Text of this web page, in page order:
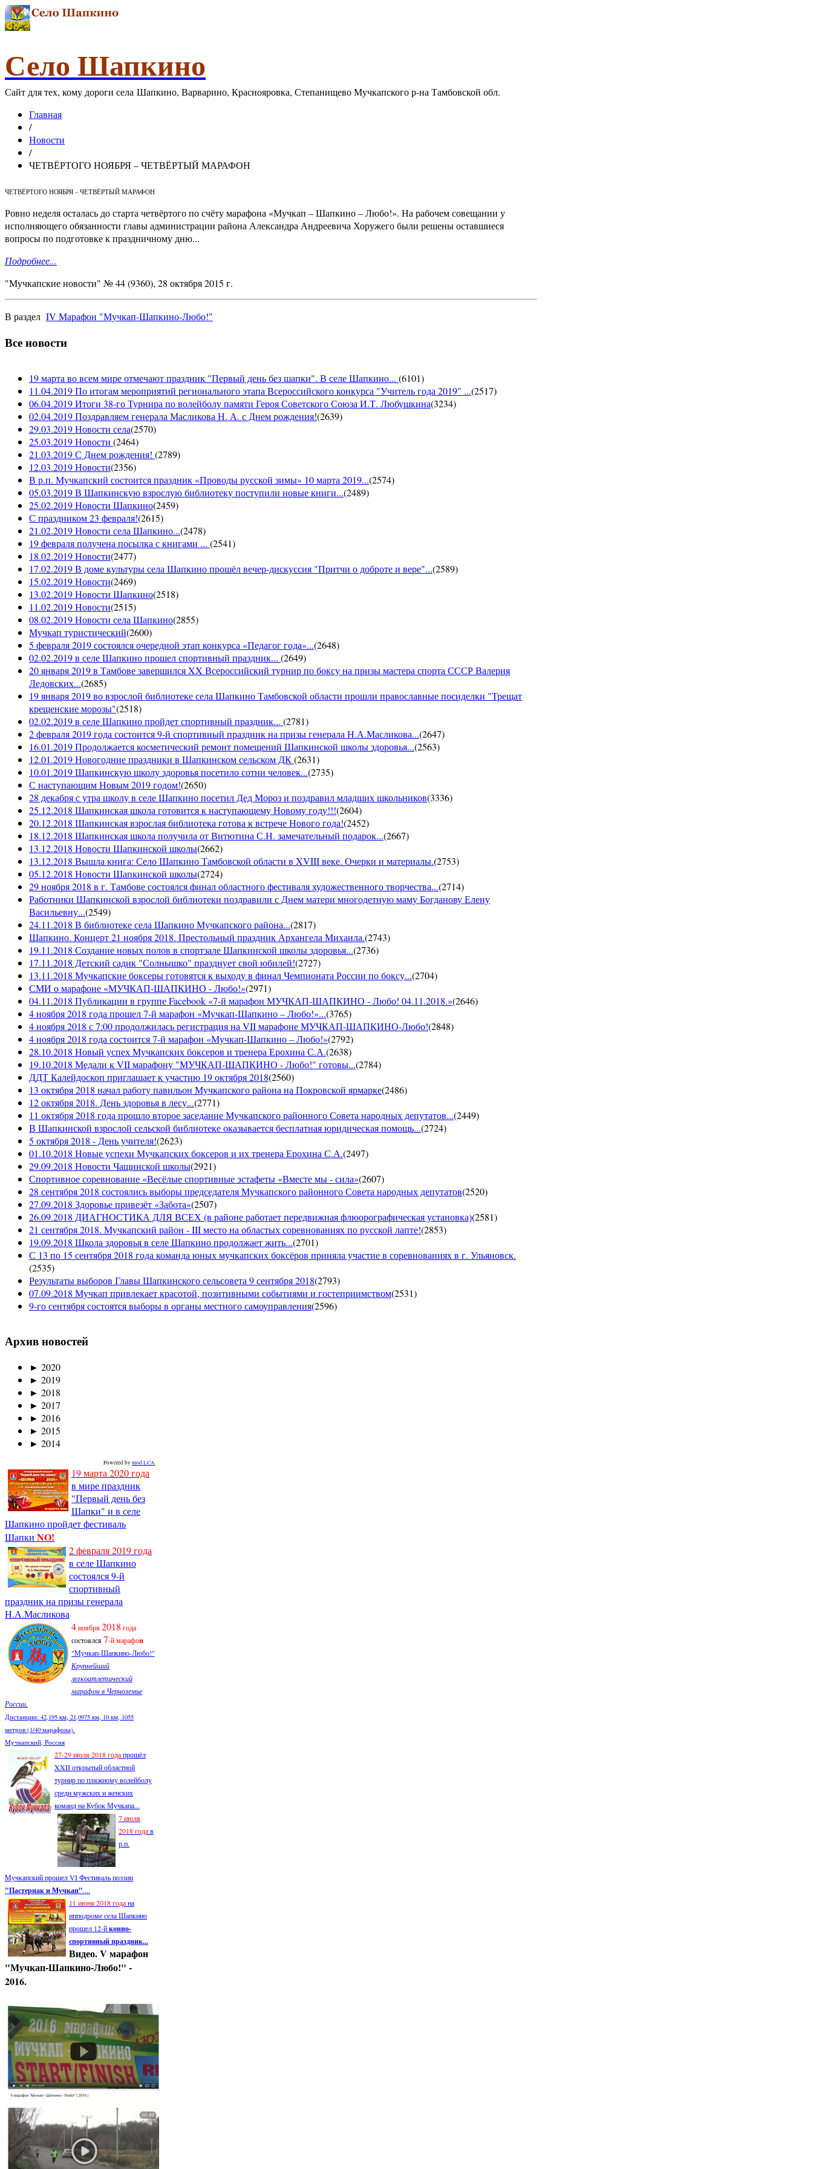
Село Шапкино
Сайт для тех, кому дороги села Шапкино, Варварино, Краснояровка, Степанищево Мучкапского р-на Тамбовской обл.
Главная
/
Новости
/
ЧЕТВЁРТОГО НОЯБРЯ – ЧЕТВЁРТЫЙ МАРАФОН
ЧЕТВЁРТОГО НОЯБРЯ – ЧЕТВЁРТЫЙ МАРАФОН
Ровно неделя осталась до старта четвёртого по счёту марафона «Мучкап – Шапкино – Любо!». На рабочем совещании у
исполняющего обязанности главы администрации района Александра Андреевича Хоружего были решены оставшиеся
вопросы по подготовке к праздничному дню...
Подробнее...
"Мучкапские новости" № 44 (9360), 28 октября 2015 г.
В раздел IV Марафон "Мучкап-Шапкино-Любо!"
Все новости
19 марта во всем мире отмечают праздник "Первый день без шапки". В селе Шапкино... (6101)
11.04.2019 По итогам мероприятий регионального этапа Всероссийского конкурса "Учитель года 2019" ...(2517)
06.04.2019 Итоги 38-го Турнира по волейболу памяти Героя Советского Союза И.Т. Любушкина(3234)
02.04.2019 Поздравляем генерала Масликова Н. А. с Днем рождения!(2639)
29.03.2019 Новости села(2570)
25.03.2019 Новости (2464)
21.03.2019 С Днем рождения! (2789)
12.03.2019 Новости(2356)
В р.п. Мучкапский состоится праздник «Проводы русской зимы» 10 марта 2019...(2574)
05.03.2019 В Шапкинскую взрослую библиотеку поступили новые книги...(2489)
25.02.2019 Новости Шапкино(2459)
С праздником 23 февраля!(2615)
21.02.2019 Новости села Шапкино...(2478)
19 февраля получена посылка с книгами ... (2541)
18.02.2019 Новости(2477)
17.02.2019 В доме культуры села Шапкино прошёл вечер-дискуссия "Притчи о доброте и вере"...(2589)
15.02.2019 Новости(2469)
13.02.2019 Новости Шапкино(2518)
11.02.2019 Новости(2515)
08.02.2019 Новости села Шапкино(2855)
Мучкап туристический(2600)
5 февраля 2019 состоялся очередной этап конкурса «Педагог года»...(2648)
02.02.2019 в селе Шапкино прошел спортивный праздник... (2649)
20 января 2019 в Тамбове завершился XX Всероссийский турнир по боксу на призы мастера спорта СССР Валерия
Ледовских...(2685)
19 января 2019 во взрослой библиотеке села Шапкино Тамбовской области прошли православные посиделки "Трещат
крещенские морозы"(2518)
02.02.2019 в селе Шапкино пройдет спортивный праздник... (2781)
2 февраля 2019 года состоится 9-й спортивный праздник на призы генерала Н.А.Масликова...(2647)
16.01.2019 Продолжается косметический ремонт помещений Шапкинской школы здоровья...(2563)
12.01.2019 Новогодние праздники в Шапкинском сельском ДК(2631)
10.01.2019 Шапкинскую школу здоровья посетило сотни человек...(2735)
С наступающим Новым 2019 годом!(2650)
28 декабря с утра школу в селе Шапкино посетил Дед Мороз и поздравил младших школьников(3336)
25.12.2018 Шапкинская школа готовится к наступающему Новому году!!!(2604)
20.12.2018 Шапкинская взрослая библиотека готова к встрече Нового года!(2452)
18.12.2018 Шапкинская школа получила от Витютина С.Н. замечательный подарок...(2667)
13.12.2018 Новости Шапкинской школы(2662)
13.12.2018 Вышла книга: Село Шапкино Тамбовской области в XVIII веке. Очерки и материалы.(2753)
05.12.2018 Новости Шапкинской школы(2724)
29 ноября 2018 в г. Тамбове состоялся финал областного фестиваля художественного творчества...(2714)
Работники Шапкинской взрослой библиотеки поздравили с Днем матери многодетную маму Богданову Елену
Васильевну...(2549)
24.11.2018 В библиотеке села Шапкино Мучкапского района...(2817)
Шапкино. Концерт 21 ноября 2018. Престольный праздник Архангела Михаила.(2743)
19.11.2018 Создание новых полов в спортзале Шапкинской школы здоровья...(2736)
17.11.2018 Детский садик "Солнышко" празднует свой юбилей!(2727)
13.11.2018 Мучкапские боксеры готовятся к выходу в финал Чемпионата России по боксу...(2704)
СМИ о марафоне «МУЧКАП-ШАПКИНО - Любо!»(2971)
04.11.2018 Публикации в группе Facebook «7-й марафон МУЧКАП-ШАПКИНО - Любо! 04.11.2018.»(2646)
4 ноября 2018 года прошел 7-й марафон «Мучкап-Шапкино – Любо!»...(3765)
4 ноября 2018 с 7:00 продолжилась регистрация на VII марафоне МУЧКАП-ШАПКИНО-Любо!(2848)
4 ноября 2018 года состоится 7-й марафон «Мучкап-Шапкино – Любо!»(2792)
28.10.2018 Новый успех Мучкапских боксеров и тренера Ерохина С.А.(2638)
19.10.2018 Медали к VII марафону "МУЧКАП-ШАПКИНО - Любо!" готовы...(2784)
ДДТ Калейдоскоп приглашает к участию 19 октября 2018(2560)
13 октября 2018 начал работу павильон Мучкапского района на Покровской ярмарке(2486)
12 октября 2018. День здоровья в лесу...(2771)
11 октября 2018 года прошло второе заседание Мучкапского районного Совета народных депутатов...(2449)
В Шапкинской взрослой сельской библиотеке оказывается бесплатная юридическая помощь...(2724)
5 октября 2018 - День учителя!(2623)
01.10.2018 Новые успехи Мучкапских боксеров и их тренера Ерохина С.А.(2497)
29.09.2018 Новости Чащинской школы(2921)
Спортивное соревнование «Весёлые спортивные эстафеты «Вместе мы - сила»(2607)
28 сентября 2018 состоялись выборы председателя Мучкапского районного Совета народных депутатов(2520)
27.09.2018 Здоровье привезёт «Забота»(2507)
26.09.2018 ДИАГНОСТИКА ДЛЯ ВСЕХ (в районе работает передвижная флюорографическая установка)(2581)
21 сентября 2018. Мучкапский район - III место на областых соревнованиях по русской лапте!(2853)
19.09.2018 Школа здоровья в селе Шапкино продолжает жить...(2701)
С 13 по 15 сентября 2018 года команда юных мучкапских боксёров приняла участие в соревнованиях в г. Ульяновск.
(2535)
Результаты выборов Главы Шапкинского сельсовета 9 сентября 2018(2793)
07.09.2018 Мучкап привлекает красотой, позитивными событиями и гостеприимством(2531)
9-го сентября состоятся выборы в органы местного самоуправления(2596)
Архив новостей
► 2020
► 2019
► 2018
► 2017
► 2016
► 2015
► 2014
Powered bymod LCA
19 марта 2020 года
в мире праздник
"Первый день без
Шапки" и в селе
Шапкино пройдет фестиваль
Шапки NO!
2 февраля 2019 года
в селе Шапкино
состоялся 9-й
спортивный
праздник на призы генерала
Н.А.Масликова
4ноября2018 года
состоялся7-й марафон
"Мучкап-Шапкино-Любо!"
Крупнейший
легкоатлетический
марафон в Черноземье
России.
Дистанции: 42,195 км, 21,0975 км, 10 км, 1055
метров (1/40 марафона).
Мучкапский, Россия
27-29 июля 2018 годапрошёл
XXII открытый областной
турнир по пляжному волейболу
среди мужских и женских
команд на Кубок Мучкапа...
7 июля
2018 годав
р.п.
Мучкапский прошел VI Фестиваль поэзии
"Пастернак и Мучкап"....
11 июня 2018 годана
ипподроме села Шапкино
прошел 12-йконно-
спортивный праздник...
Видео. V марафон
"Мучкап-Шапкино-Любо!" -
2016.